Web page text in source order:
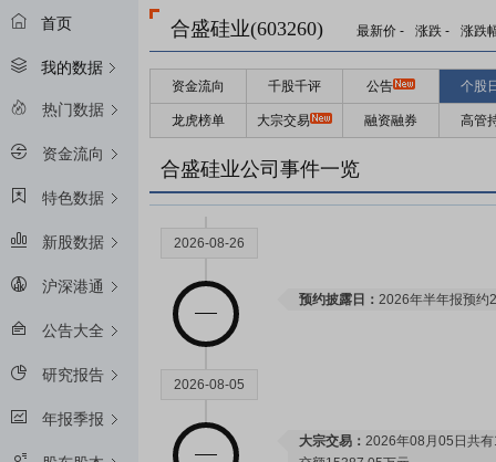
首页
我的数据
热门数据
资金流向
特色数据
新股数据
沪深港通
公告大全
研究报告
年报季报
合盛硅业(603260) 最新价 - 涨跌 - 涨跌
资金流向 千股千评 公告 个股
龙虎榜单 大宗交易 融资融券 高管
合盛硅业公司事件一览
2026-08-26
预约披露日： 2026年半年报预约
2026-08-05
大宗交易： 2026年08月05日共